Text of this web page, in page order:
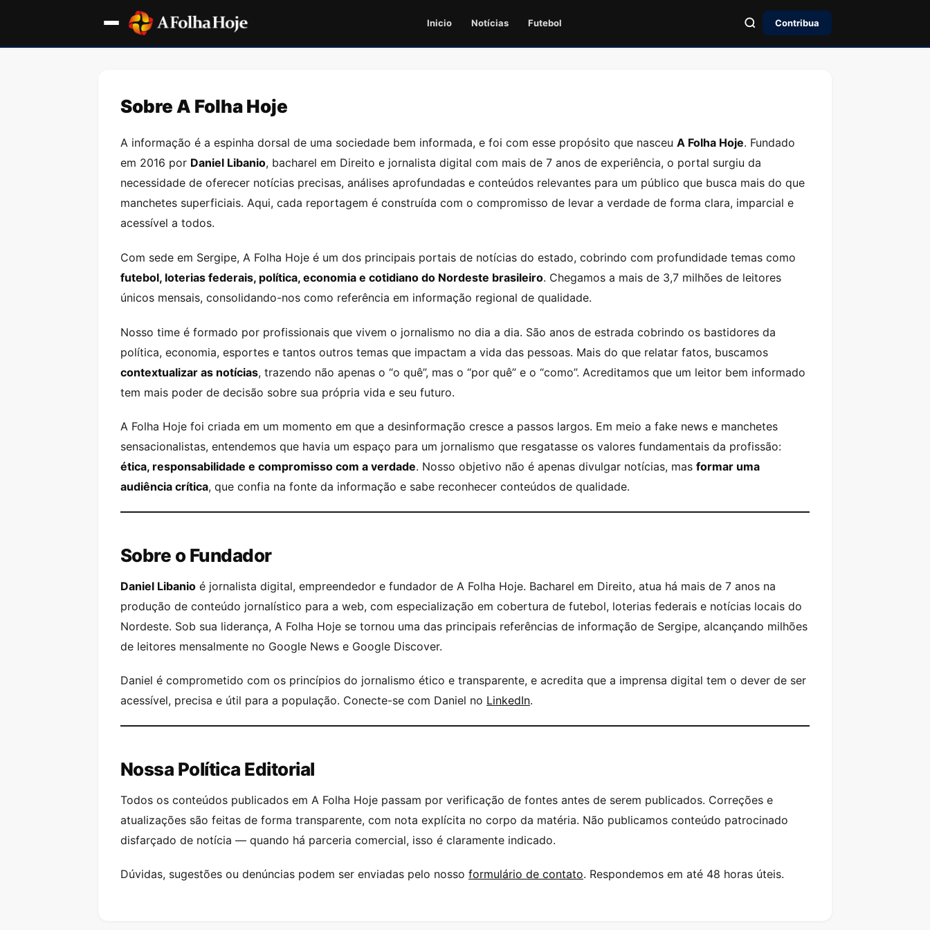
Inicio Notícias Futebol Contribua
Sobre A Folha Hoje
A informação é a espinha dorsal de uma sociedade bem informada, e foi com esse propósito que nasceu A Folha Hoje. Fundado
em 2016 por Daniel Libanio, bacharel em Direito e jornalista digital com mais de 7 anos de experiência, o portal surgiu da
necessidade de oferecer notícias precisas, análises aprofundadas e conteúdos relevantes para um público que busca mais do que
manchetes superficiais. Aqui, cada reportagem é construída com o compromisso de levar a verdade de forma clara, imparcial e
acessível a todos.
Com sede em Sergipe, A Folha Hoje é um dos principais portais de notícias do estado, cobrindo com profundidade temas como
futebol, loterias federais, política, economia e cotidiano do Nordeste brasileiro. Chegamos a mais de 3,7 milhões de leitores
únicos mensais, consolidando-nos como referência em informação regional de qualidade.
Nosso time é formado por profissionais que vivem o jornalismo no dia a dia. São anos de estrada cobrindo os bastidores da
política, economia, esportes e tantos outros temas que impactam a vida das pessoas. Mais do que relatar fatos, buscamos
contextualizar as notícias, trazendo não apenas o “o quê”, mas o “por quê” e o “como”. Acreditamos que um leitor bem informado
tem mais poder de decisão sobre sua própria vida e seu futuro.
A Folha Hoje foi criada em um momento em que a desinformação cresce a passos largos. Em meio a fake news e manchetes
sensacionalistas, entendemos que havia um espaço para um jornalismo que resgatasse os valores fundamentais da profissão:
ética, responsabilidade e compromisso com a verdade. Nosso objetivo não é apenas divulgar notícias, mas formar uma
audiência crítica, que confia na fonte da informação e sabe reconhecer conteúdos de qualidade.
Sobre o Fundador
Daniel Libanio é jornalista digital, empreendedor e fundador de A Folha Hoje. Bacharel em Direito, atua há mais de 7 anos na
produção de conteúdo jornalístico para a web, com especialização em cobertura de futebol, loterias federais e notícias locais do
Nordeste. Sob sua liderança, A Folha Hoje se tornou uma das principais referências de informação de Sergipe, alcançando milhões
de leitores mensalmente no Google News e Google Discover.
Daniel é comprometido com os princípios do jornalismo ético e transparente, e acredita que a imprensa digital tem o dever de ser
acessível, precisa e útil para a população. Conecte-se com Daniel no LinkedIn.
Nossa Política Editorial
Todos os conteúdos publicados em A Folha Hoje passam por verificação de fontes antes de serem publicados. Correções e
atualizações são feitas de forma transparente, com nota explícita no corpo da matéria. Não publicamos conteúdo patrocinado
disfarçado de notícia — quando há parceria comercial, isso é claramente indicado.
Dúvidas, sugestões ou denúncias podem ser enviadas pelo nosso formulário de contato. Respondemos em até 48 horas úteis.